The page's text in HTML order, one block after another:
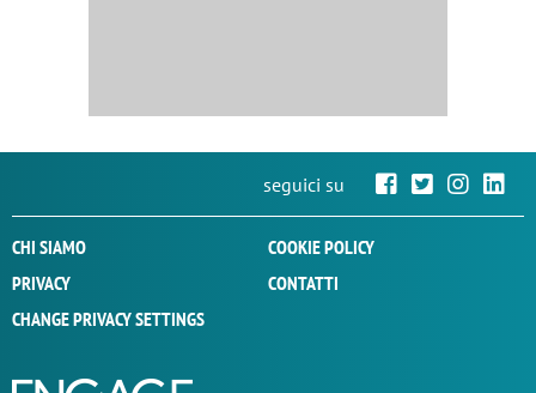
seguici su
CHI SIAMO
COOKIE POLICY
PRIVACY
CONTATTI
CHANGE PRIVACY SETTINGS